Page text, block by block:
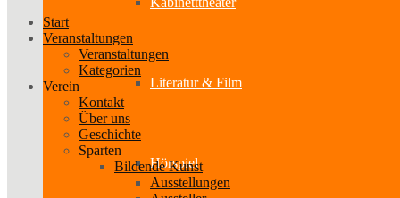
Literatur & Film
Hörspiel
Start
Veranstaltungen
Veranstaltungen
Kategorien
Verein
Kontakt
Über uns
Geschichte
Sparten
Bildende Kunst
Ausstellungen